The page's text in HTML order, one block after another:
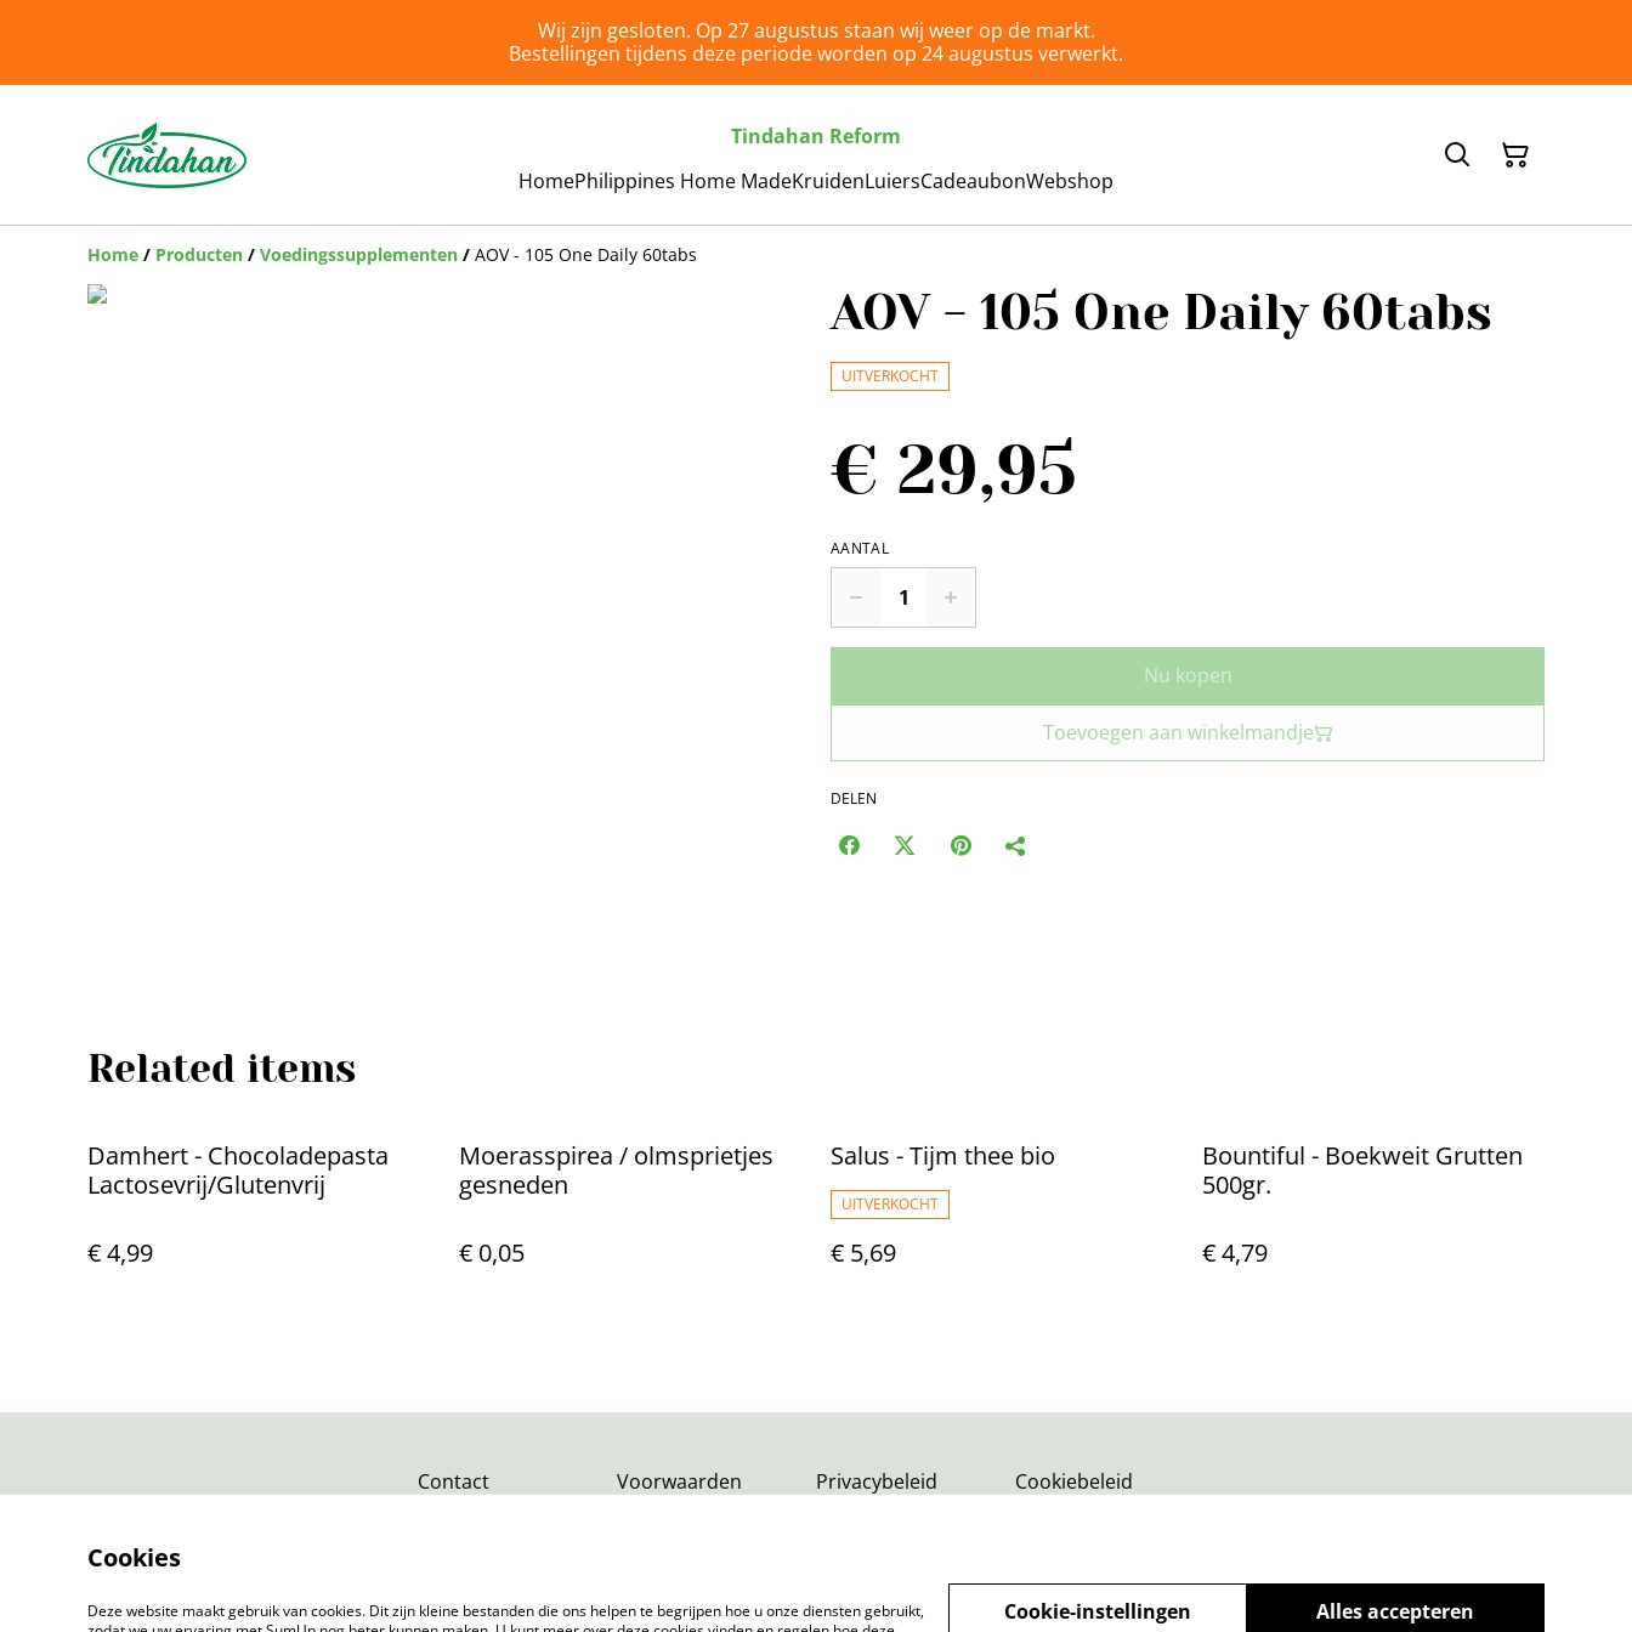
Wij zijn gesloten. Op 27 augustus staan wij weer op de markt.
Bestellingen tijdens deze periode worden op 24 augustus verwerkt.
Tindahan Reform
HomePhilippines Home MadeKruidenLuiersCadeaubonWebshop
Home / Producten / Voedingssupplementen / AOV - 105 One Daily 60tabs
AOV - 105 One Daily 60tabs
UITVERKOCHT
€ 29,95
AANTAL
Nu kopen
Toevoegen aan winkelmandje
DELEN
Related items
Damhert - Chocoladepasta
Lactosevrij/Glutenvrij
€ 4,99
Moerasspirea / olmsprietjes
gesneden
€ 0,05
Salus - Tijm thee bio
UITVERKOCHT
€ 5,69
Bountiful - Boekweit Grutten
500gr.
€ 4,79
Contact Voorwaarden Privacybeleid Cookiebeleid
Cookies
Deze website maakt gebruik van cookies. Dit zijn kleine bestanden die ons helpen te begrijpen hoe u onze diensten gebruikt,
Alles accepteren
Cookie-instellingen